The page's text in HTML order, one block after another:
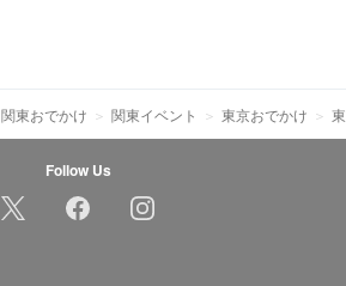
関東おでかけ 関東イベント 東京おでかけ
Follow Us